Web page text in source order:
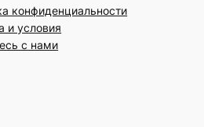
конфиденциальности
и условия
с нами